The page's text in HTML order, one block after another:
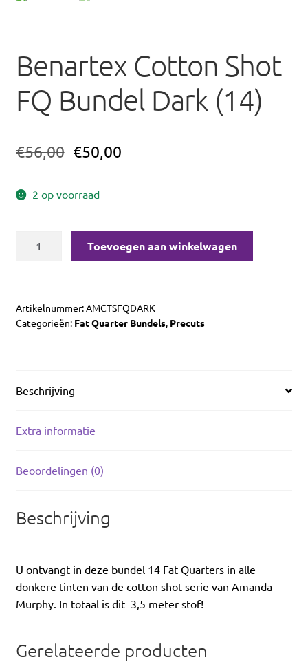
Benartex Cotton Shot
FQ Bundel Dark (14)
€56,00 €50,00
2 op voorraad
Cotton
Bundel
Dark
Toevoegen aan winkelwagen
Artikelnummer:AMCTSFQDARK
Categorieën: Fat Quarter Bundels, Precuts
Beschrijving
Extra informatie
Beoordelingen (0)
Beschrijving
U ontvangt in deze bundel 14 Fat Quarters in alle
donkere tinten van de cotton shot serie van Amanda
Murphy. In totaal is dit 3,5 meter stof!
Gerelateerde producten